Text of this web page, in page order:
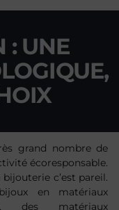
: UNE
grand nombre de
écoresponsable.
c’est pareil.
en matériaux
des matériaux